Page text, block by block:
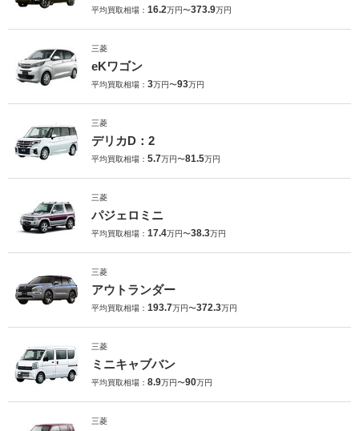
平均買取相場： 16.2万円〜373.9万円
三菱
eKワゴン
平均買取相場： 3万円〜93万円
三菱
デリカD：2
平均買取相場： 5.7万円〜81.5万円
三菱
パジェロミニ
平均買取相場： 17.4万円〜38.3万円
三菱
アウトランダー
平均買取相場： 193.7万円〜372.3万円
三菱
ミニキャブバン
平均買取相場： 8.9万円〜90万円
三菱